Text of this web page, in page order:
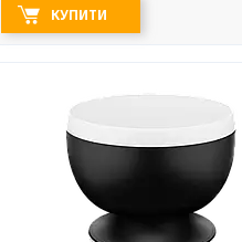
КУПИТИ